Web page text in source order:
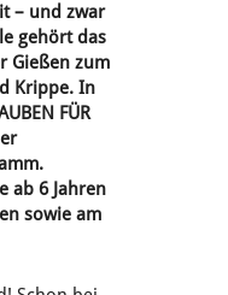
– und zwar
gehört das
Gießen zum
Krippe. In
FÜR
ab 6 Jahren
sowie am